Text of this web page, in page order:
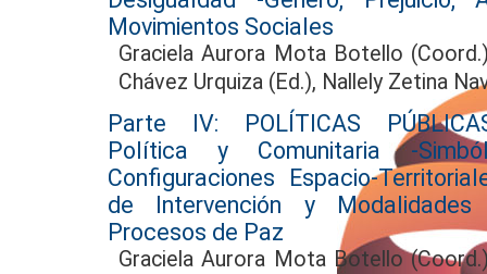
Movimientos Sociales
Graciela Aurora Mota Botello
Chávez Urquiza (Ed.), Nallely Zetina
Parte IV: POLÍTICAS
Política y Comunitaria -
Configuraciones Espacio-
de Intervención y Modalidades
Procesos de Paz
Graciela Aurora Mota Botello